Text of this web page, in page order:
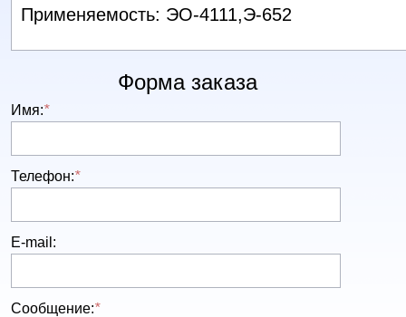
Применяемость: ЭО-4111,Э-652
Форма заказа
Имя:*
Телефон:*
E-mail:
Сообщение:*